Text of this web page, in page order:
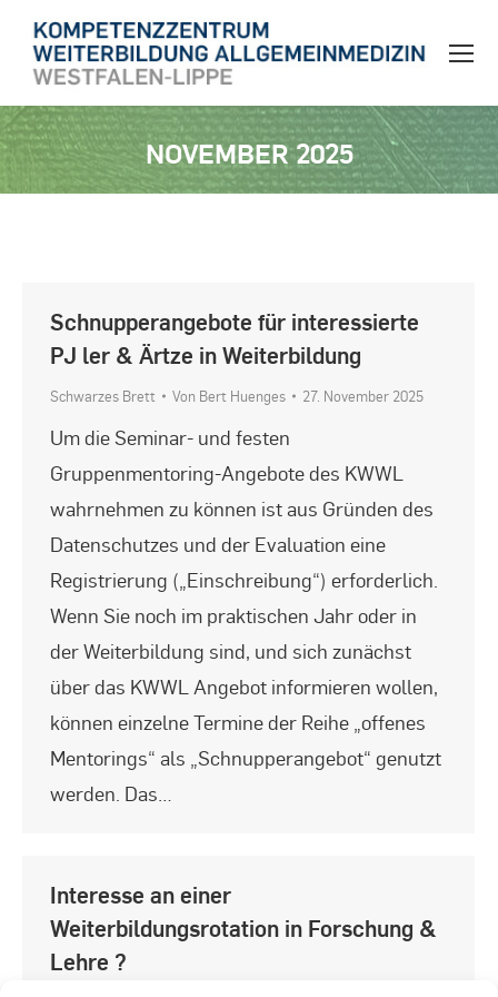
NOVEMBER 2025
Sie befinden sich hier:
Schnupperangebote für interessierte
PJ ler & Ärtze in Weiterbildung
Schwarzes Brett Von Bert Huenges 27. November 2025
Um die Seminar- und festen
Gruppenmentoring-Angebote des KWWL
wahrnehmen zu können ist aus Gründen des
Datenschutzes und der Evaluation eine
Registrierung („Einschreibung“) erforderlich.
Wenn Sie noch im praktischen Jahr oder in
der Weiterbildung sind, und sich zunächst
über das KWWL Angebot informieren wollen,
können einzelne Termine der Reihe „offenes
Mentorings“ als „Schnupperangebot“ genutzt
werden. Das…
Interesse an einer
Weiterbildungsrotation in Forschung &
Lehre ?